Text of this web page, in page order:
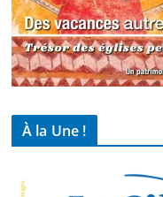
À la Une !